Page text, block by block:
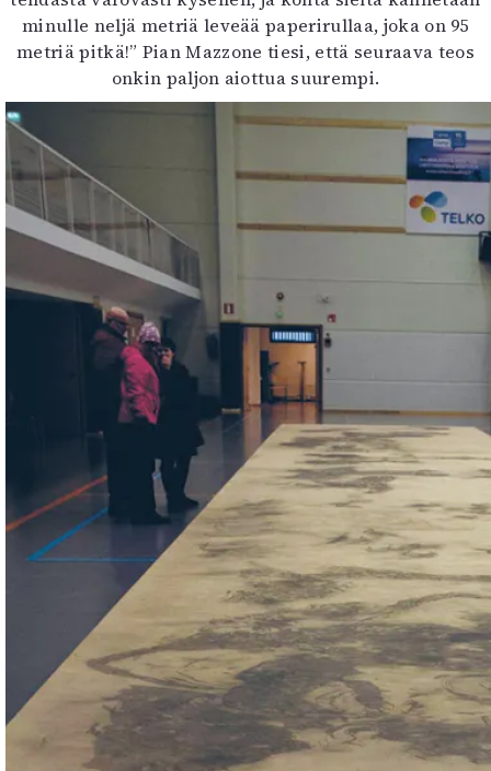
minulle neljä metriä leveää paperirullaa, joka on 95
metriä pitkä!” Pian Mazzone tiesi, että seuraava teos
onkin paljon aiottua suurempi.